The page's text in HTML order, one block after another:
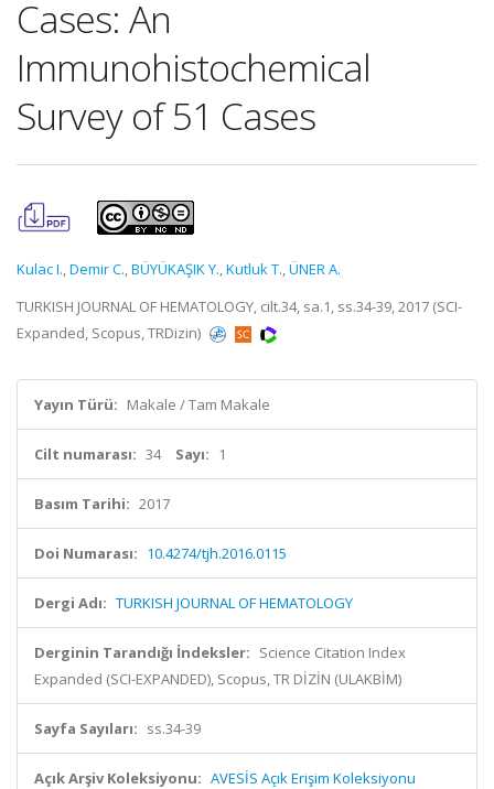
Cases: An
Immunohistochemical
Survey of 51 Cases
Kulac I.,Demir C.,BÜYÜKAŞIK Y.,Kutluk T.,ÜNER A.
TURKISH JOURNAL OF HEMATOLOGY, cilt.34, sa.1, ss.34-39, 2017 (SCI-
Expanded, Scopus, TRDizin)
Yayın Türü: Makale / Tam Makale
Cilt numarası: 34 Sayı: 1
Basım Tarihi: 2017
Doi Numarası: 10.4274/tjh.2016.0115
Dergi Adı: TURKISH JOURNAL OF HEMATOLOGY
Derginin Tarandığı İndeksler: Science Citation Index
Expanded (SCI-EXPANDED), Scopus, TR DİZİN (ULAKBİM)
Sayfa Sayıları: ss.34-39
Açık Arşiv Koleksiyonu: AVESİS Açık Erişim Koleksiyonu